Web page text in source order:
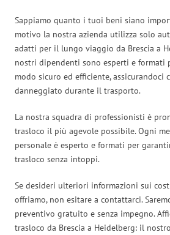
Sappiamo quanto i tuoi beni siano
motivo la nostra azienda utilizza solo
adatti per il lungo viaggio da Brescia a
nostri dipendenti sono esperti e formati
modo sicuro ed efficiente, assicurandoci
danneggiato durante il trasporto.
La nostra squadra di professionisti è
trasloco il più agevole possibile. Ogni
personale è esperto e formati per
trasloco senza intoppi.
Se desideri ulteriori informazioni sui
offriamo, non esitare a contattarci.
preventivo gratuito e senza impegno.
trasloco da Brescia a Heidelberg: il